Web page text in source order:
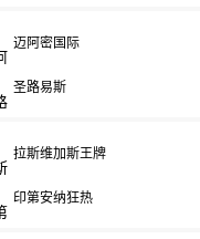
迈阿密国际
圣路易斯
拉斯维加斯王牌
印第安纳狂热